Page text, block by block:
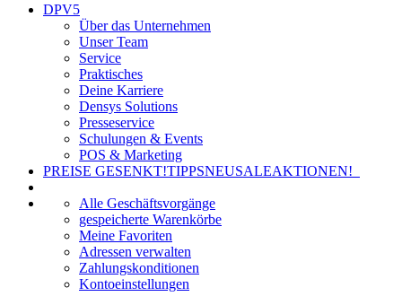
DPV5
Über das Unternehmen
Unser Team
Service
Praktisches
Deine Karriere
Densys Solutions
Presseservice
Schulungen & Events
POS & Marketing
PREISE GESENKT!TIPPSNEUSALEAKTIONEN!
Alle Geschäftsvorgänge
gespeicherte Warenkörbe
Meine Favoriten
Adressen verwalten
Zahlungskonditionen
Kontoeinstellungen